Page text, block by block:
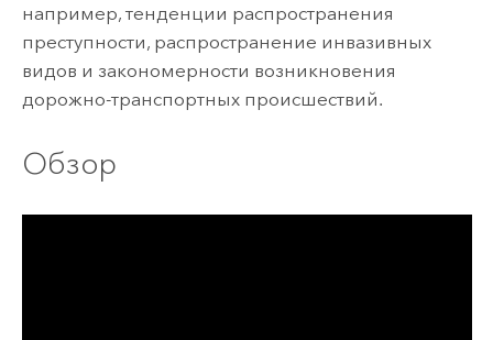
например, тенденции распространения
преступности, распространение инвазивных
видов и закономерности возникновения
дорожно-транспортных происшествий.
Обзор